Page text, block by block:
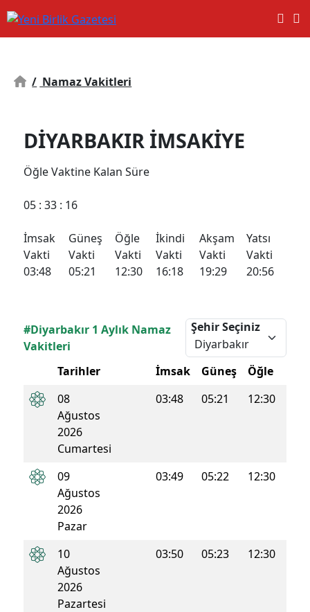
/ Namaz Vakitleri
DIYARBAKIR İMSAKİYE
ÖğleVaktine Kalan Süre
05 : 33 : 16
İmsak
Vakti
03:48
Güneş
Vakti
05:21
Öğle
Vakti
12:30
İkindi
Vakti
16:18
Akşam
Vakti
19:29
Yatsı
Vakti
20:56
#Diyarbakır 1 Aylık Namaz
Vakitleri
Şehir Seçiniz
Tarihler İmsak Güneş Öğle
08
Ağustos
2026
Cumartesi
03:48 05:21 12:30
09
Ağustos
2026
Pazar
03:49 05:22 12:30
10
Ağustos
2026
Pazartesi
03:50 05:23 12:30